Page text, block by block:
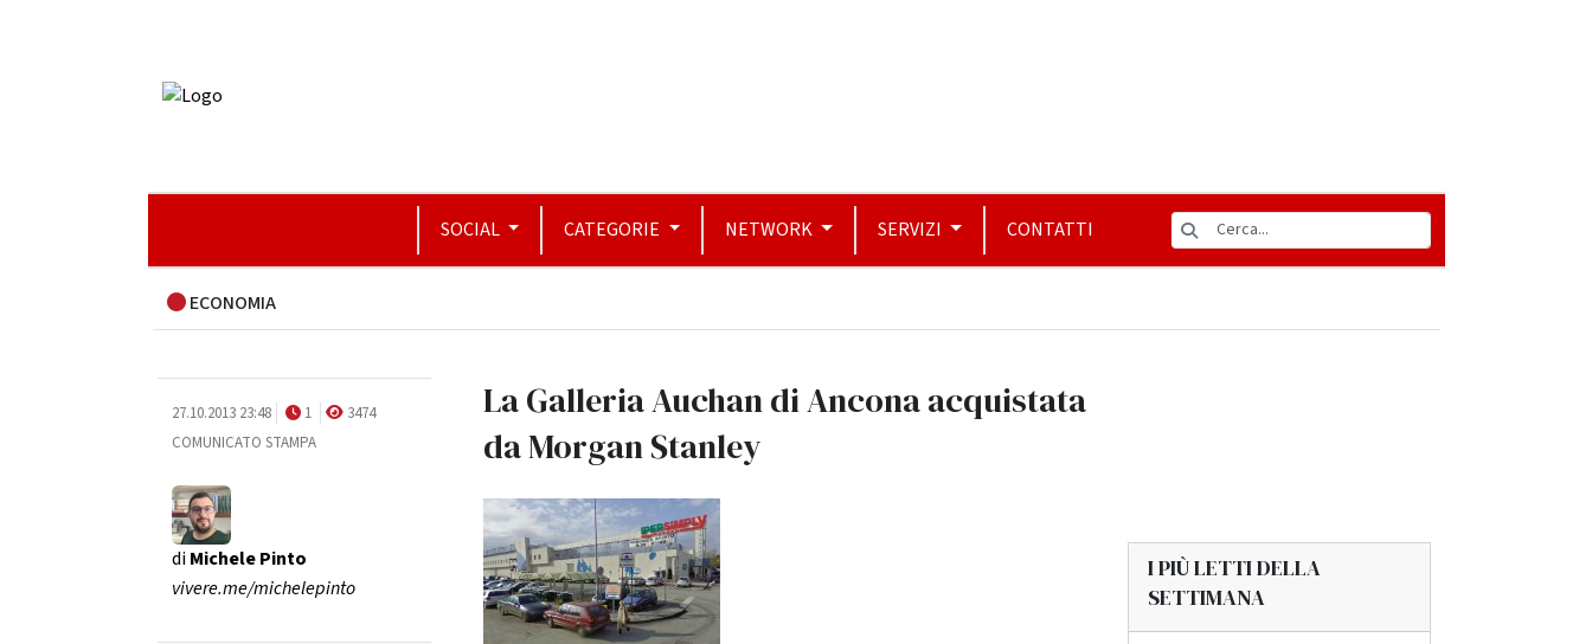
SOCIAL CATEGORIE NETWORK SERVIZI CONTATTI
ECONOMIA
27.10.2013 23:48 1
3474
COMUNICATO STAMPA
diMichele Pinto
vivere.me/michelepinto
La Galleria Auchan di Ancona acquistata
da Morgan Stanley
I PIÙ LETTI DELLA
SETTIMANA